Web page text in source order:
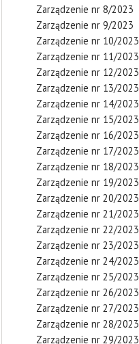
Zarządzenie nr 8/2023
Zarządzenie nr 9/2023
Zarządzenie nr 10/2023
Zarządzenie nr 11/2023
Zarządzenie nr 12/2023
Zarządzenie nr 13/2023
Zarządzenie nr 14/2023
Zarządzenie nr 15/2023
Zarządzenie nr 16/2023
Zarządzenie nr 17/2023
Zarządzenie nr 18/2023
Zarządzenie nr 19/2023
Zarządzenie nr 20/2023
Zarządzenie nr 21/2023
Zarządzenie nr 22/2023
Zarządzenie nr 23/2023
Zarządzenie nr 24/2023
Zarządzenie nr 25/2023
Zarządzenie nr 26/2023
Zarządzenie nr 27/2023
Zarządzenie nr 28/2023
Zarządzenie nr 29/2023